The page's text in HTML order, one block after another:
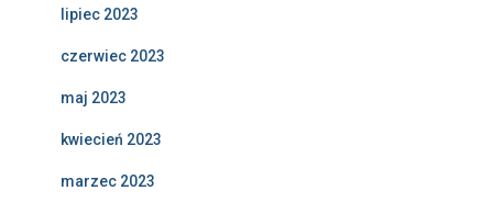
lipiec 2023
czerwiec 2023
maj 2023
kwiecień 2023
marzec 2023